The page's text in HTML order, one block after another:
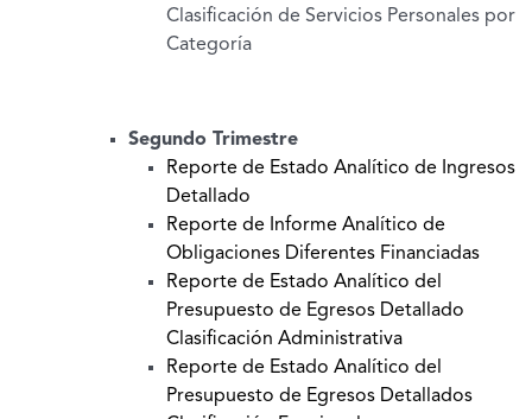
Clasificación de Servicios Personales por
Categoría
Segundo Trimestre
Reporte de Estado Analítico de Ingresos
Detallado
Reporte de Informe Analítico de
Obligaciones Diferentes Financiadas
Reporte de Estado Analítico del
Presupuesto de Egresos Detallado
Clasificación Administrativa
Reporte de Estado Analítico del
Presupuesto de Egresos Detallados